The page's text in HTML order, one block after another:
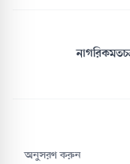
নাগরিক
অনুসরণ করুন